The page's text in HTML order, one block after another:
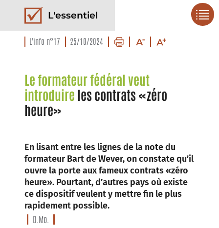
L'essentiel
L'info n°17 25/10/2024
Le formateur fédéral veut
introduire les contrats «zéro
heure»
En lisant entre les lignes de la note du
formateur Bart de Wever, on constate qu’il
ouvre la porte aux fameux contrats «zéro
heure». Pourtant, d’autres pays où existe
ce dispositif veulent y mettre fin le plus
rapidement possible.
D.Mo.